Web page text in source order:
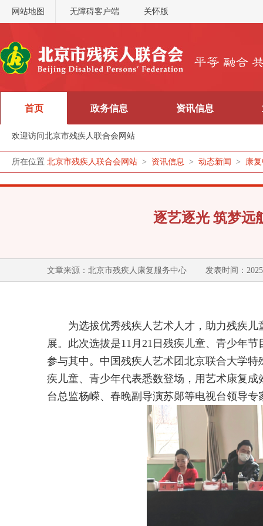
网站地图 无障碍客户端 关怀版
首页
欢迎访问北京市残疾人联合会网站
政务信息 资讯信息
所在位置 北京市残疾人联合会网站 > 资讯信息 > 动态新闻 > 康
逐艺逐光 筑梦远
文章来源：北京市残疾人康复服务中心 发表时间：
为选拔优秀残疾人艺术人才，助力残疾
展。此次选拔是11 月 21 日残疾儿童、青少年
参与其中。中国残疾人艺术团北京联合大学
疾儿童、青少年代表悉数登场，用艺术康复
台总监杨嵘、春晚副导演苏郧等电视台领导专